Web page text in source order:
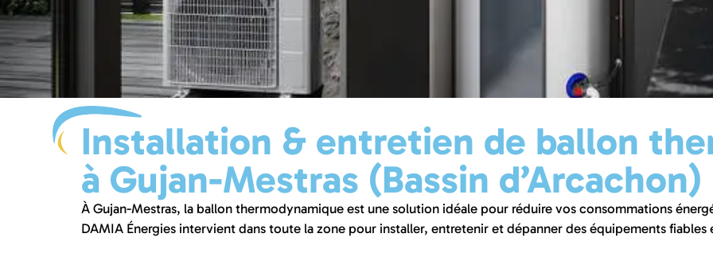
Installation & entretien de ballon
à Gujan-Mestras (Bassin d’Arcachon)
À Gujan-Mestras, la ballon thermodynamique est une solution idéale pour réduire vos consommations
DAMIA Énergies intervient dans toute la zone pour installer, entretenir et dépanner des équipements fiables